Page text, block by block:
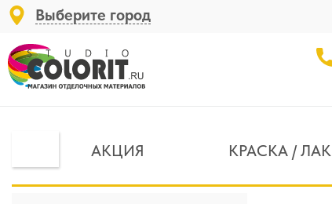
Выберите город
АКЦИЯ КРАСКА / ЛАК